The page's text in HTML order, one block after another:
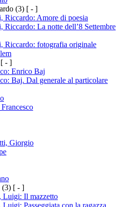
(3) [ - ]
Riccardo: Amore di poesia
Riccardo: La notte dell’8 Settembre
Riccardo: fotografia originale
[ - ]
Enrico Baj
Baj. Dal generale al particolare
Giorgio
(3) [ - ]
Luigi: Il mazzetto
Passeggiata con la ragazza